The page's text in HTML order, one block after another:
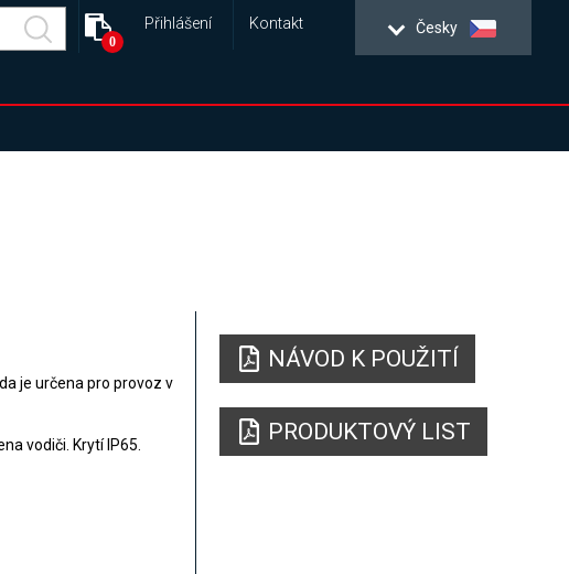
Česky
Přihlášení Kontakt
0
je určena pro provoz v
vodiči. Krytí IP65.
NÁVOD K POUŽITÍ
PRODUKTOVÝ LIST